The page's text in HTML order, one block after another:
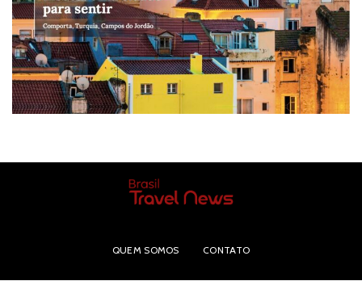
QUEM SOMOS CONTATO